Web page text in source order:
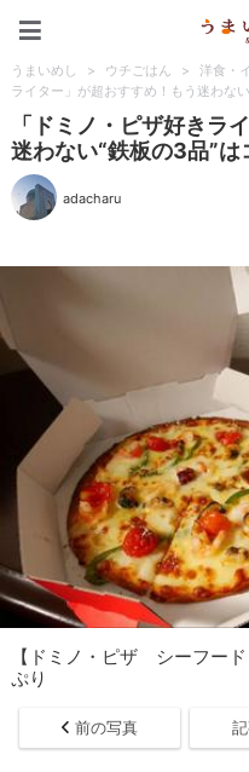
うまいめし > ウチごはん > 洋食・
ライター」が超おすすめ！もう迷わな
「ドミノ・ピザ好きラ
迷わない“鉄板の3品”は
adacharu
【ドミノ・ピザ シーフー
ぷり
前の写真